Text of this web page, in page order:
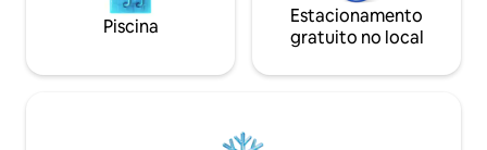
Piscina
Estacionamento
gratuito no local